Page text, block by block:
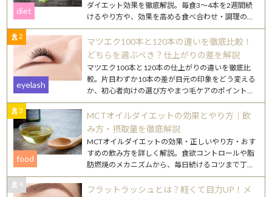
diet
ダイエット効果を徹底解説。毎食3〜4本を2週間続
けるやり方や、効果を高める食べ合わせ・調理のコ
ツを紹介します。
2
マツエク100本と120本の違いを徹底比較！
どちらを選ぶべき？仕上がりの差を解説
eyelash
マツエク100本と120本の仕上がりの違いを徹底比
較。片目わずか10本の差が目元の印象をどう変える
か、初心者向けの選び方やまつ毛ケアのポイントも
詳しく解説します。
3
MCTオイルダイエットの効果とやり方｜飲
み方・摂取量を徹底解説
food
MCTオイルダイエットの効果・正しいやり方・おす
すめの飲み方を詳しく解説。食欲コントロールや脂
肪燃焼のメカニズムから、毎日続けるコツまで丁寧
にご紹介します。
4
フラットラッシュとは？軽くて目力UP！メ